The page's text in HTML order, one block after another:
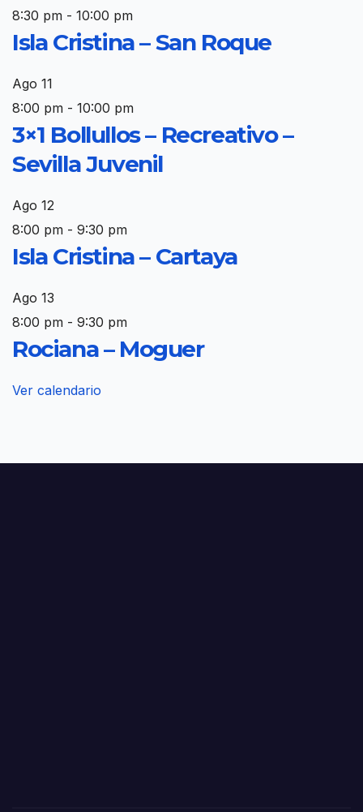
8:30 pm - 10:00 pm
Isla Cristina – San Roque
Ago 11
8:00 pm - 10:00 pm
3×1 Bollullos – Recreativo –
Sevilla Juvenil
Ago 12
8:00 pm - 9:30 pm
Isla Cristina – Cartaya
Ago 13
8:00 pm - 9:30 pm
Rociana – Moguer
Ver calendario